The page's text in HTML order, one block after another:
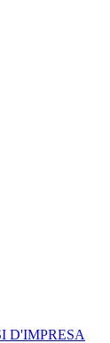
D'IMPRESA